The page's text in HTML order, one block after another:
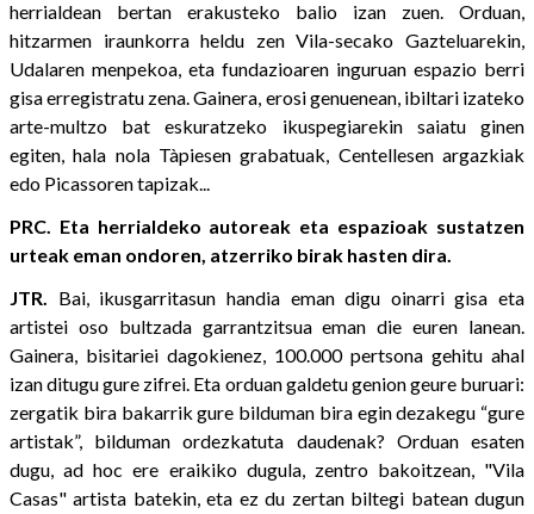
herrialdean bertan erakusteko balio izan zuen. Orduan,
hitzarmen iraunkorra heldu zen Vila-secako Gazteluarekin,
Udalaren menpekoa, eta fundazioaren inguruan espazio berri
gisa erregistratu zena. Gainera, erosi genuenean, ibiltari izateko
arte-multzo bat eskuratzeko ikuspegiarekin saiatu ginen
egiten, hala nola Tàpiesen grabatuak, Centellesen argazkiak
edo Picassoren tapizak...
PRC. Eta herrialdeko autoreak eta espazioak sustatzen
urteak eman ondoren, atzerriko birak hasten dira.
JTR. Bai, ikusgarritasun handia eman digu oinarri gisa eta
artistei oso bultzada garrantzitsua eman die euren lanean.
Gainera, bisitariei dagokienez, 100.000 pertsona gehitu ahal
izan ditugu gure zifrei. Eta orduan galdetu genion geure buruari:
zergatik bira bakarrik gure bilduman bira egin dezakegu “gure
artistak”, bilduman ordezkatuta daudenak? Orduan esaten
dugu, ad hoc ere eraikiko dugula, zentro bakoitzean, "Vila
Casas" artista batekin, eta ez du zertan biltegi batean dugun